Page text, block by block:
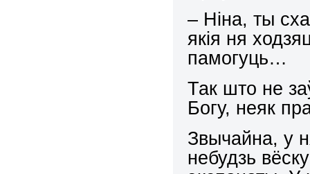
– Ніна, ты
якія ня
памогуць…
Так што не
Богу, неяк
Звычайна, у
небудзь